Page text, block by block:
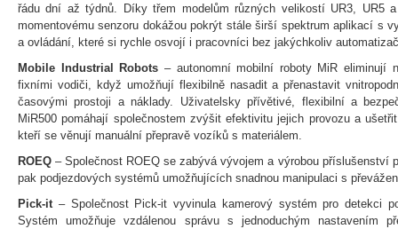
řádu dní až týdnů. Díky třem modelům různých velikostí UR3, UR5
momentovému senzoru dokážou pokrýt stále širší spektrum aplikací s
a ovládání, které si rychle osvojí i pracovníci bez jakýchkoliv
Mobile Industrial Robots – autonomní mobilní roboty MiR eliminují
fixními vodiči, když umožňují flexibilně nasadit a přenastavit
časovými prostoji a náklady. Uživatelsky přívětivé, flexibilní a
MiR500 pomáhají společnostem zvýšit efektivitu jejich provozu a
kteří se věnují manuální přepravě vozíků s materiálem.
ROEQ – Společnost ROEQ se zabývá vývojem a výrobou příslušenství
pak podjezdových systémů umožňujících snadnou manipulaci s
Pick-it – Společnost Pick-it vyvinula kamerový systém pro detekci
Systém umožňuje vzdálenou správu s jednoduchým nastavením